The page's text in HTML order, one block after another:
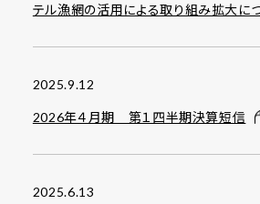
テル漁網の活用による取り組み拡大に
2025.9.12
2026年４月期 第１四半期決算短信
2025.6.13